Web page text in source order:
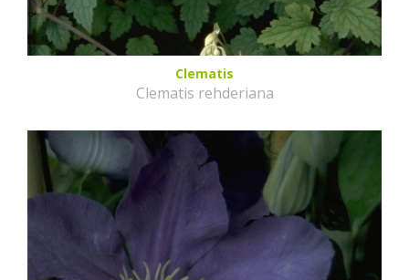
Clematis
Clematis rehderiana